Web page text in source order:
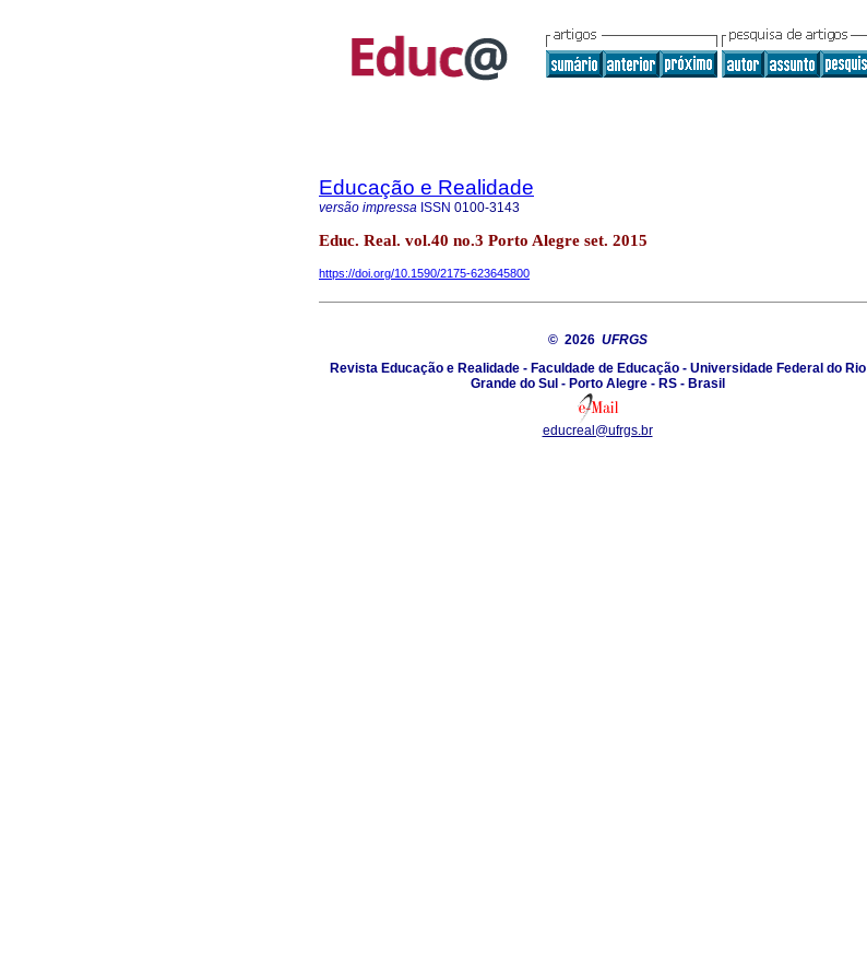
Educação e Realidade
versão impressa ISSN 0100-3143
Educ. Real. vol.40 no.3 Porto Alegre set. 2015
https://doi.org/10.1590/2175-623645800
© 2026 UFRGS
Revista Educação e Realidade - Faculdade de Educação - Universidade Federal do Rio
Grande do Sul - Porto Alegre - RS - Brasil
educreal@ufrgs.br